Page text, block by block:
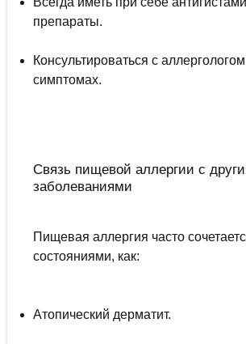
препараты.
Консультироваться с
симптомах.
Связь пищевой аллергии с
заболеваниями
Пищевая аллергия часто
состояниями, как:
Атопический дерматит.